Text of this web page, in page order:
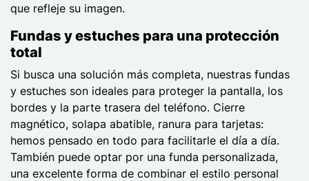
que refleje su imagen.
Fundas y estuches para una protección
total
Si busca una solución más completa, nuestras fundas
y estuches son ideales para proteger la pantalla, los
bordes y la parte trasera del teléfono. Cierre
magnético, solapa abatible, ranura para tarjetas:
hemos pensado en todo para facilitarle el día a día.
También puede optar por una funda personalizada,
una excelente forma de combinar el estilo personal